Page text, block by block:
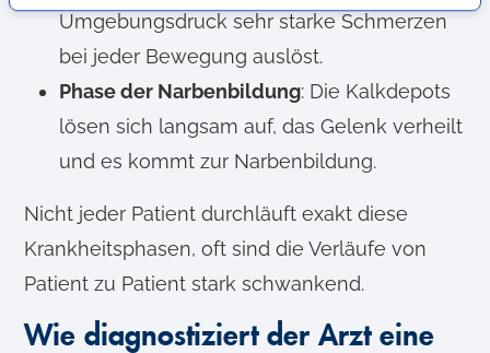
s
u
s
w
h
Umgebungsdruck sehr starke Schmerzen
bei jeder Bewegung auslöst.
Phase der Narbenbildung: Die Kalkdepots
lösen sich langsam auf, das Gelenk verheilt
und es kommt zur Narbenbildung.
Nicht jeder Patient durchläuft exakt diese
Krankheitsphasen, oft sind die Verläufe von
Patient zu Patient stark schwankend.
Wie diagnostiziert der Arzt eine